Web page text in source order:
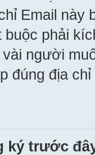
Email này
buộc phải
người
đúng địa
ký trước